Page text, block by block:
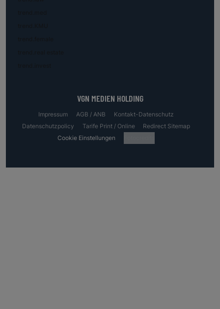
VGN MEDIEN HOLDING
Impressum AGB / ANB
Kontakt-Datenschutz
Datenschutzpolicy
Tarife Print / Online
Redirect Sitemap
Cookie Einstellungen